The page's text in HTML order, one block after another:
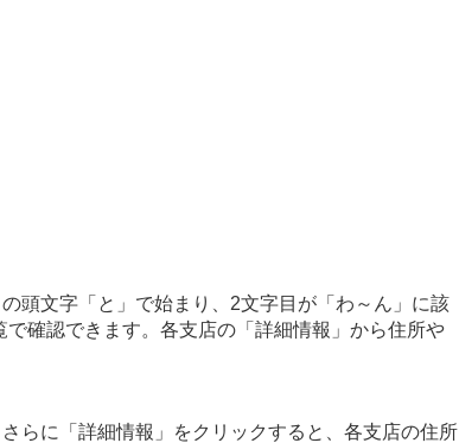
頭文字「と」で始まり、2文字目が「わ～ん」に該
確認できます。各支店の「詳細情報」から住所や
らに「詳細情報」をクリックすると、各支店の住所